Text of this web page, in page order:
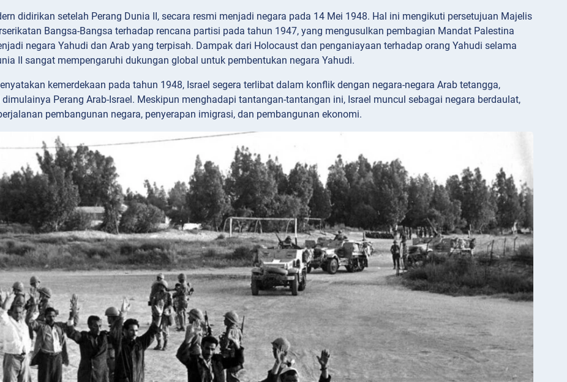
didirikan setelah Perang Dunia II, secara resmi menjadi negara pada 14 Mei 1948. Hal ini mengikuti persetujuan Majelis
Bangsa-Bangsa terhadap rencana partisi pada tahun 1947, yang mengusulkan pembagian Mandat Palestina
negara Yahudi dan Arab yang terpisah. Dampak dari Holocaust dan penganiayaan terhadap orang Yahudi selama
II sangat mempengaruhi dukungan global untuk pembentukan negara Yahudi.
kemerdekaan pada tahun 1948, Israel segera terlibat dalam konflik dengan negara-negara Arab tetangga,
Perang Arab-Israel. Meskipun menghadapi tantangan-tantangan ini, Israel muncul sebagai negara berdaulat,
pembangunan negara, penyerapan imigrasi, dan pembangunan ekonomi.